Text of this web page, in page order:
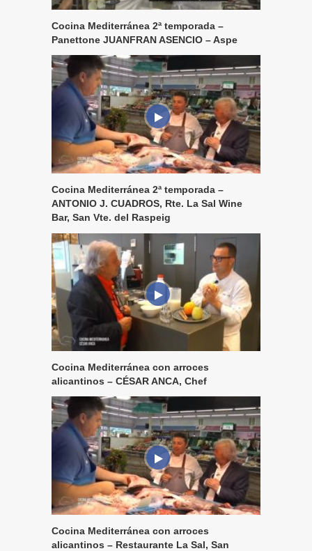
Cocina Mediterránea 2ª temporada –
Panettone JUANFRAN ASENCIO – Aspe
Cocina Mediterránea 2ª temporada –
ANTONIO J. CUADROS, Rte. La Sal Wine
Bar, San Vte. del Raspeig
Cocina Mediterránea con arroces
alicantinos – CÉSAR ANCA, Chef
Cocina Mediterránea con arroces
alicantinos – Restaurante La Sal, San